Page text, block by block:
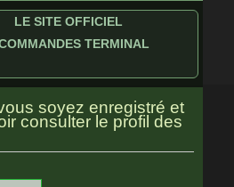
e
e
LE SITE OFFICIEL
TERMINAL
soyez enregistré et
consulter le profil des